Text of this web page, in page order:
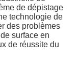
de dépistage
technologie de
des problèmes
surface en
de réussite du